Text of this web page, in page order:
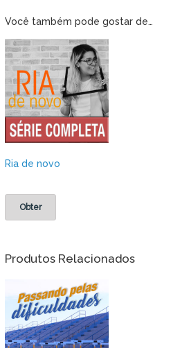
Você também pode gostar de…
Ria de novo
Obter
Produtos Relacionados